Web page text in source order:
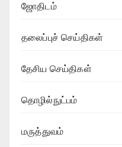
ஜோதிடம்
தலைப்புச் செய்திகள்
தேசிய செய்திகள்
தொழில்நுட்பம்
மருத்துவம்